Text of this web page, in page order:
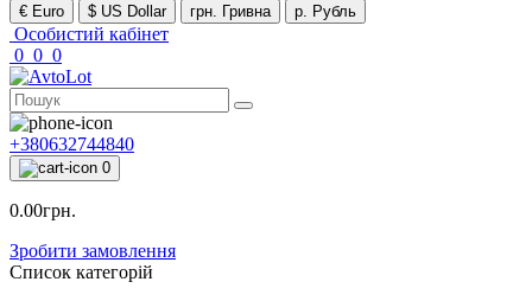
€ Euro
$ US Dollar грн. Гривна р. Рубль
Особистий кабінет
0 0 0
+380632744840
0
0.00грн.
Зробити замовлення
Список категорій